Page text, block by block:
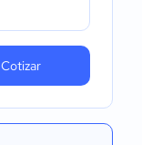
Cotizar